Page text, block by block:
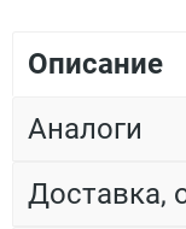
Описание
Аналоги
Доставка,